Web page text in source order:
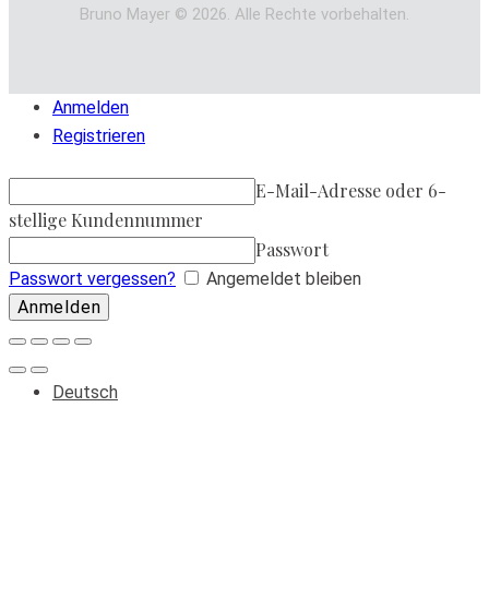
Bruno Mayer © 2026. Alle Rechte vorbehalten.
Anmelden
Registrieren
E-Mail-Adresse oder 6-
stellige Kundennummer
Passwort
Passwort vergessen? Angemeldet bleiben
Deutsch